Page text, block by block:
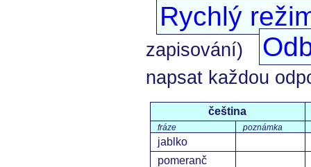
Rychlý
zapisování)
napsat každou
čeština
fráze poznámka
jablko
pomeranč